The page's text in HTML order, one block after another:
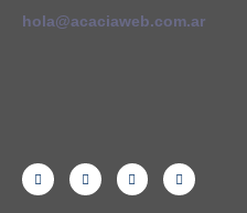
hola@acaciaweb.com.ar